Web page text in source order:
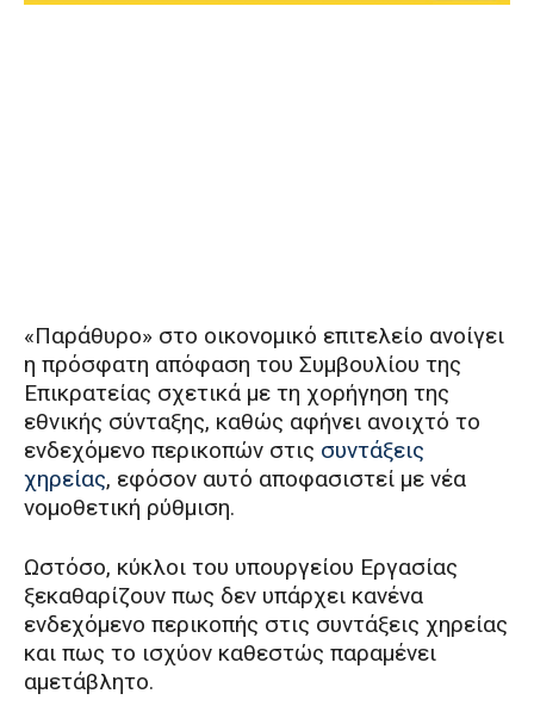
«Παράθυρο» στο οικονομικό επιτελείο ανοίγει
η πρόσφατη απόφαση του Συμβουλίου της
Επικρατείας σχετικά με τη χορήγηση της
εθνικής σύνταξης, καθώς αφήνει ανοιχτό το
ενδεχόμενο περικοπών στις συντάξεις
χηρείας, εφόσον αυτό αποφασιστεί με νέα
νομοθετική ρύθμιση.
Ωστόσο, κύκλοι του υπουργείου Εργασίας
ξεκαθαρίζουν πως δεν υπάρχει κανένα
ενδεχόμενο περικοπής στις συντάξεις χηρείας
και πως το ισχύον καθεστώς παραμένει
αμετάβλητο.